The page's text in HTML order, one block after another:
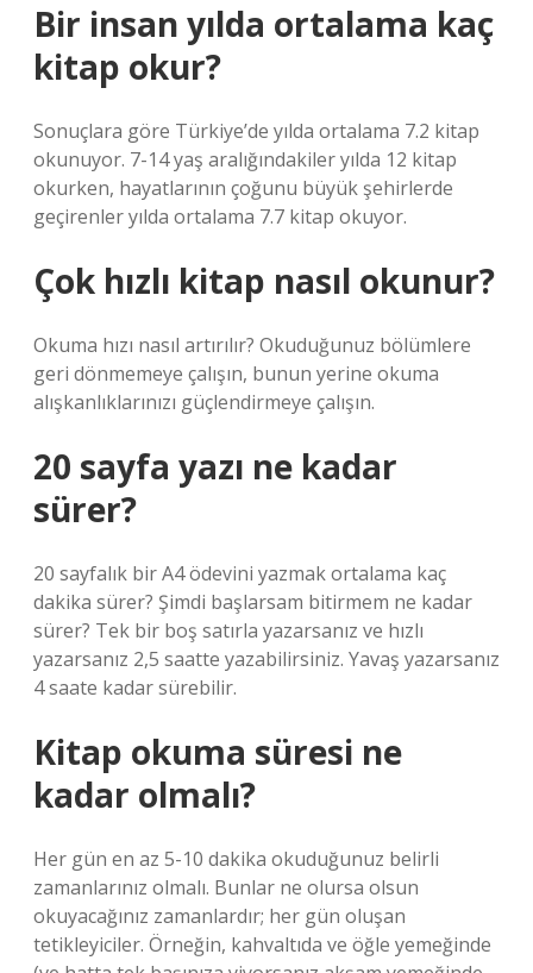
Bir insan yılda ortalama kaç
kitap okur?
Sonuçlara göre Türkiye’de yılda ortalama 7.2 kitap
okunuyor. 7-14 yaş aralığındakiler yılda 12 kitap
okurken, hayatlarının çoğunu büyük şehirlerde
geçirenler yılda ortalama 7.7 kitap okuyor.
Çok hızlı kitap nasıl okunur?
Okuma hızı nasıl artırılır? Okuduğunuz bölümlere
geri dönmemeye çalışın, bunun yerine okuma
alışkanlıklarınızı güçlendirmeye çalışın.
20 sayfa yazı ne kadar
sürer?
20 sayfalık bir A4 ödevini yazmak ortalama kaç
dakika sürer? Şimdi başlarsam bitirmem ne kadar
sürer? Tek bir boş satırla yazarsanız ve hızlı
yazarsanız 2,5 saatte yazabilirsiniz. Yavaş yazarsanız
4 saate kadar sürebilir.
Kitap okuma süresi ne
kadar olmalı?
Her gün en az 5-10 dakika okuduğunuz belirli
zamanlarınız olmalı. Bunlar ne olursa olsun
okuyacağınız zamanlardır; her gün oluşan
tetikleyiciler. Örneğin, kahvaltıda ve öğle yemeğinde